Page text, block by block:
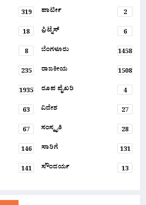
319 ಪಾರ್ಟೀ
2
18 ಫ಼ಿಟ್ನೆಸ್
6
8 ಬೆಂಗಳೂರು
1458
235 ರಾಜಕೀಯ
1508
1935 ರೂಪ ವೈಖರಿ
4
63 ವಿದೇಶ
27
67 ಸಂಸ್ಕೃತಿ
28
146 ಸಾರಿಗೆ
131
141 ಸೌಂದರ್ಯ 13